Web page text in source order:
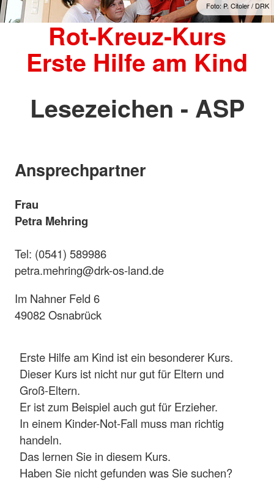
Foto: P. Citoler / DRK
Rot-Kreuz-Kurs
Erste Hilfe am Kind
Lesezeichen - ASP
Ansprechpartner
Frau
Petra Mehring
Tel: (0541) 589986
petra.mehring@drk-os-land.de
Im Nahner Feld 6
49082 Osnabrück
Erste Hilfe am Kind ist ein besonderer Kurs.
Dieser Kurs ist nicht nur gut für Eltern und
Groß-Eltern.
Er ist zum Beispiel auch gut für Erzieher.
In einem Kinder-Not-Fall muss man richtig
handeln.
Das lernen Sie in diesem Kurs.
Haben Sie nicht gefunden was Sie suchen?